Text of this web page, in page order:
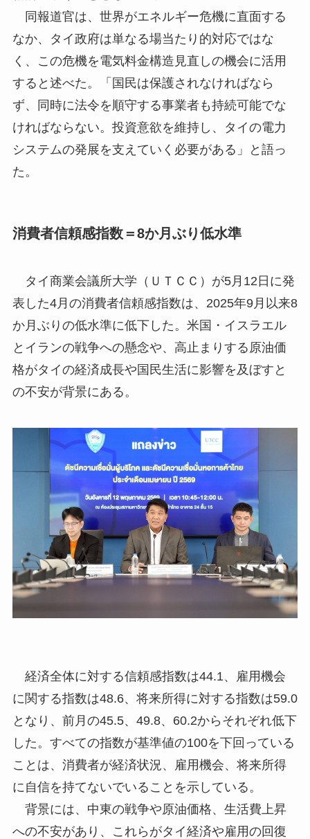
同報道官は、世界がエネルギー危機に直面する
なか、タイ政府は単なる場当たり的対応ではな
く、この危機を電気料金構造見直しの機会に活用
すると述べた。「国民は保護されなければなら
ず、同時に法令を順守する事業者も持続可能でな
ければならない。投資意欲を維持し、タイの電力
システムの発展を支えていく必要がある」と語っ
た。
消費者信頼感指数＝8か月ぶり低水準
タイ商業会議所大学（ＵＴＣＣ）が5月12日に発
表した4月の消費者信頼感指数は、2025年9月以来8
か月ぶりの低水準に低下した。米国・イスラエル
とイランの戦争への懸念や、高止まりする原油価
格がタイの経済成長や国民生活に影響を及ぼすと
の不安が背景にある。
経済全体に対する信頼感指数は44.1、雇用機会
に関する指数は48.6、将来所得に対する指数は59.0
となり、前月の45.5、49.8、60.2からそれぞれ低下
した。すべての指数が基準値の100を下回っている
ことは、消費者が経済状況、雇用機会、将来所得
に自信を持てないでいることを示している。
背景には、中東の戦争や原油価格、生活費上昇
への不安があり、これらがタイ経済や雇用の回復